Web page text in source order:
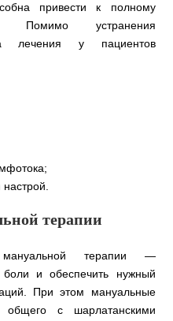
привести к полному
Помимо устранения
лечения у пациентов
терапии
терапии —
боли и обеспечить нужный
При этом мануальные
с шарлатанскими